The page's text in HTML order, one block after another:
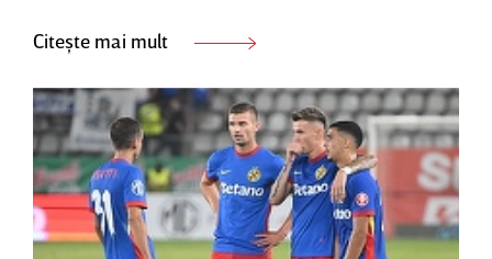
Citește mai mult